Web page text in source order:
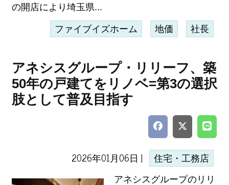
の開店により埼玉県...
ファイブイズホーム 地価 社長
アネシスグループ・リリーフ、築
50年の戸建てをリノベ=第3の選択
肢として普及目指す
2026年01月06日 | 住宅・工務店
アネシスグループのリリ